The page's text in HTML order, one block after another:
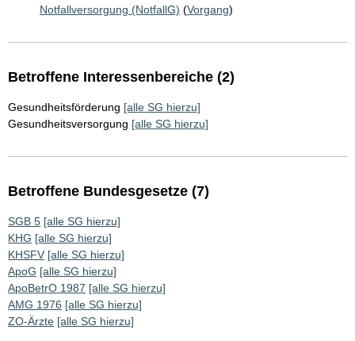
Notfallversorgung (NotfallG) (Vorgang)
Betroffene Interessenbereiche (2)
Gesundheitsförderung [alle SG hierzu]
Gesundheitsversorgung [alle SG hierzu]
Betroffene Bundesgesetze (7)
SGB 5 [alle SG hierzu]
KHG [alle SG hierzu]
KHSFV [alle SG hierzu]
ApoG [alle SG hierzu]
ApoBetrO 1987 [alle SG hierzu]
AMG 1976 [alle SG hierzu]
ZO-Ärzte [alle SG hierzu]